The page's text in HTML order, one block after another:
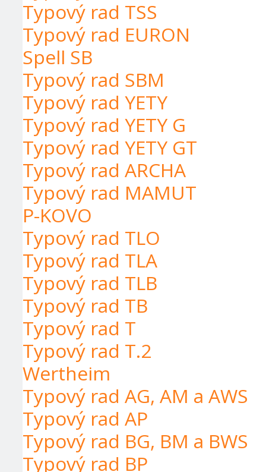
Typový rad TSS
Typový rad EURON
Spell SB
Typový rad SBM
Typový rad YETY
Typový rad YETY G
Typový rad YETY GT
Typový rad ARCHA
Typový rad MAMUT
P-KOVO
Typový rad TLO
Typový rad TLA
Typový rad TLB
Typový rad TB
Typový rad T
Typový rad T.2
Wertheim
Typový rad AG, AM a AWS
Typový rad AP
Typový rad BG, BM a BWS
Typový rad BP